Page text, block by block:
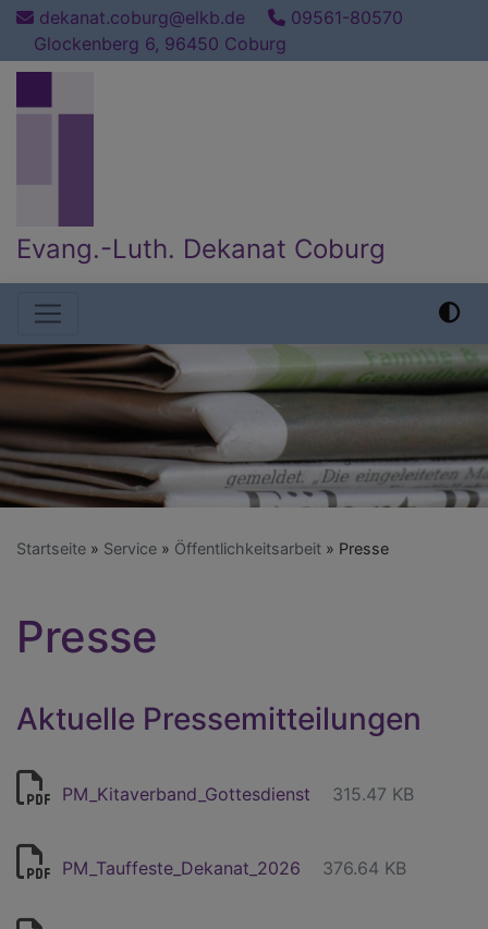
Direkt
Inhalt
dekanat.coburg@elkb.de
09561-80570
Glockenberg 6, 96450 Coburg
Evang.-Luth. Dekanat Coburg
Hauptnavigation
Startseite Service Öffentlichkeitsarbeit Presse
Presse
Aktuelle Pressemitteilungen
PM_Kitaverband_Gottesdienst 315.47 KB
PM_Tauffeste_Dekanat_2026 376.64 KB